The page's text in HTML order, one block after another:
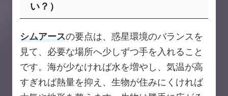
い？）
シムアースの要点は、惑星環境のバランスを
見て、必要な場所へ少しずつ手を入れること
です。海が少なければ水を増やし、気温が高
すぎれば熱量を抑え、生物が住みにくければ